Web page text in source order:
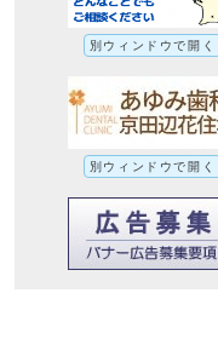
別ウィンドウで開く
別ウィンドウで開く